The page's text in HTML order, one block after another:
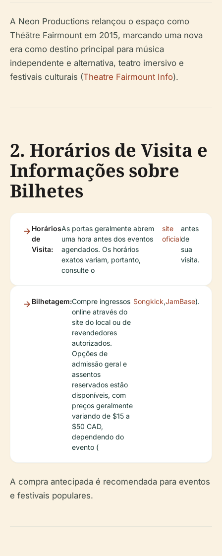
A Neon Productions relançou o espaço como
Théâtre Fairmount em 2015, marcando uma nova
era como destino principal para música
independente e alternativa, teatro imersivo e
festivais culturais (Theatre Fairmount Info).
2. Horários de Visita e
Informações sobre
Bilhetes
Horários
de
Visita:
As portas geralmente abrem
uma hora antes dos eventos
agendados. Os horários
exatos variam, portanto,
consulte o
site
oficial
antes
de
sua
visita.
Bilhetagem:Compre ingressos
online através do
site do local ou de
revendedores
autorizados.
Opções de
admissão geral e
assentos
reservados estão
disponíveis, com
preços geralmente
variando de $15 a
$50 CAD,
dependendo do
evento (
Songkick,JamBase).
A compra antecipada é recomendada para eventos
e festivais populares.